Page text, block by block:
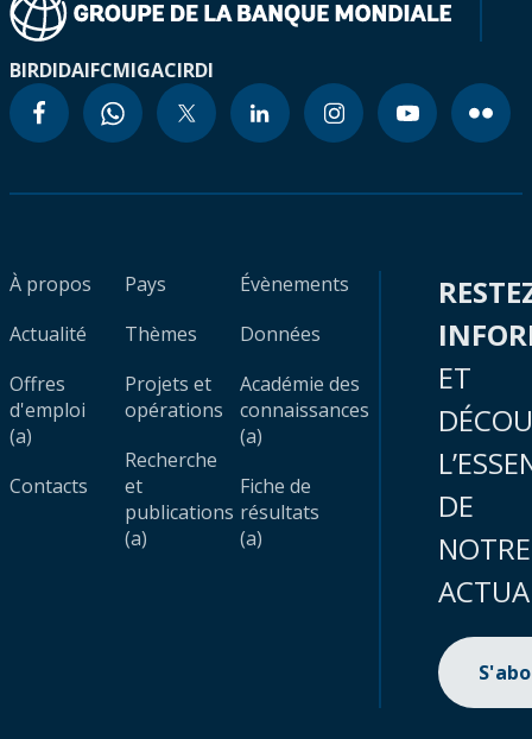
BIRDIDAIFCMIGACIRDI
À propos
Actualité
Offres
d'emploi
(a)
Contacts
Pays
Thèmes
Projets et
opérations
Recherche
et
publications
(a)
Évènements
Données
Académie des
connaissances
(a)
Fiche de
résultats
(a)
ET
DE
NOTRE